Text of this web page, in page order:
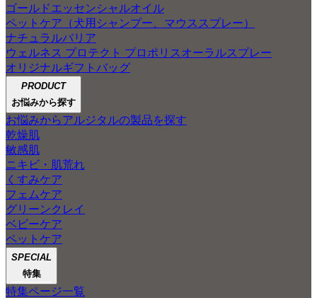
ゴールドエッセンシャルオイル
ペットケア（犬用シャンプー、マウススプレー）
ナチュラルバリア
ウェルネス プロテクト プロポリスオーラルスプレー
オリジナルギフトバッグ
PRODUCT
お悩みから探す
お悩みからアルジタルの製品を探す
乾燥肌
敏感肌
ニキビ・肌荒れ
くすみケア
フェムケア
グリーンクレイ
ベビーケア
ペットケア
SPECIAL
特集
特集ページ一覧